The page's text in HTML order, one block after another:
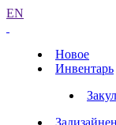
EN
Новое
Инвентарь